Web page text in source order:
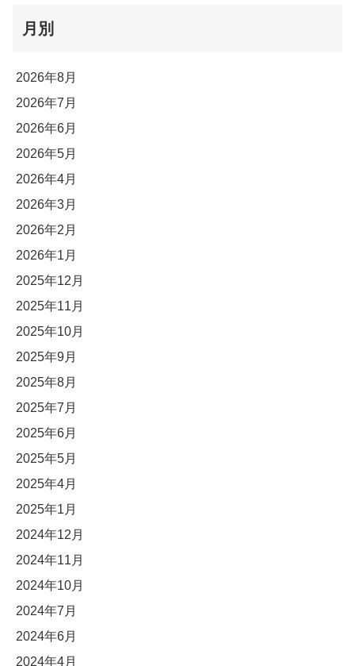
月別
2026年8月
2026年7月
2026年6月
2026年5月
2026年4月
2026年3月
2026年2月
2026年1月
2025年12月
2025年11月
2025年10月
2025年9月
2025年8月
2025年7月
2025年6月
2025年5月
2025年4月
2025年1月
2024年12月
2024年11月
2024年10月
2024年7月
2024年6月
2024年4月